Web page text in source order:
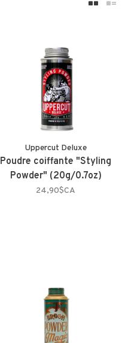
Uppercut Deluxe
Poudre coiffante "Styling
Powder" (20g/0.7oz)
24,90$CA